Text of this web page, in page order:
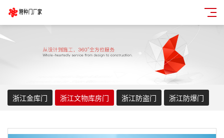
浙江金库门 浙江文物库房门 浙江防盗门 浙江防爆门